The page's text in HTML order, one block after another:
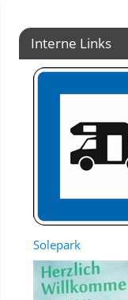
Interne Links
Solepark